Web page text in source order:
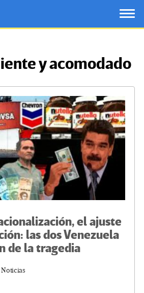
y acomodado
el ajuste
las dos Venezuela
de la tragedia
Noticias